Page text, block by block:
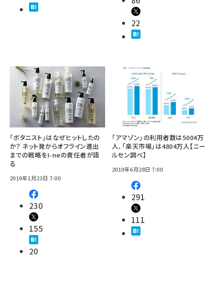
22
「ボタニスト」はなぜヒットしたの
か？ ネット発からオフライン進出
までの戦略をI-neの責任者が語
る
2019年1月23日 7:00
230
155
20
「アマゾン」の利用者数は5004万
人、「楽天市場」は4804万人【ニー
ルセン調べ】
2019年6月28日 7:00
291
111